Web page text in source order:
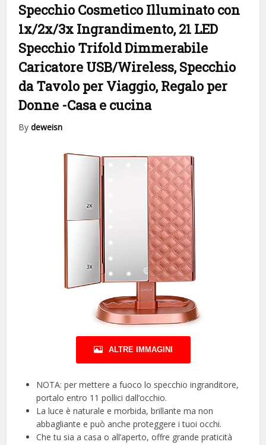
Specchio Cosmetico Illuminato con
1x/2x/3x Ingrandimento, 21 LED
Specchio Trifold Dimmerabile
Caricatore USB/Wireless, Specchio
da Tavolo per Viaggio, Regalo per
Donne -Casa e cucina
Bydeweisn
ALTRE IMMAGINI
NOTA: per mettere a fuoco lo specchio ingranditore,
portalo entro 11 pollici dall’occhio.
La luce è naturale e morbida, brillante ma non
abbagliante e può anche proteggere i tuoi occhi.
Che tu sia a casa o all’aperto, offre grande praticità